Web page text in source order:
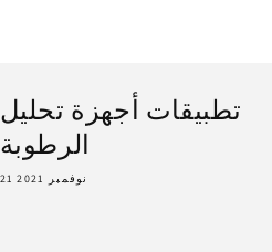
تطبيقات أجهزة تحليل
الرطوبة
21 نوفمبر 2021